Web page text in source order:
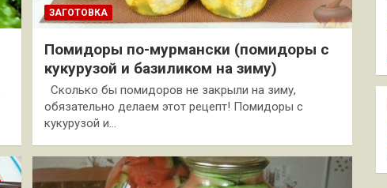
ЗАГОТОВКА
Помидоры по-мурмански (помидоры с
кукурузой и базиликом на зиму)
Сколько бы помидоров не закрыли на зиму,
обязательно делаем этот рецепт! Помидоры с
кукурузой и…